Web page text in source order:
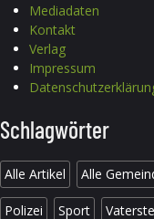
Mediadaten
Kontakt
Verlag
Impressum
Schlagwörter
Alle Artikel Alle
Polizei Sport